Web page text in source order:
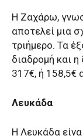
Η Ζαχάρω,
αποτελεί μια
τριήμερο. Τα
διαδρομή και
317€, ή 158,5€
Λευκάδα
Η Λευκάδα